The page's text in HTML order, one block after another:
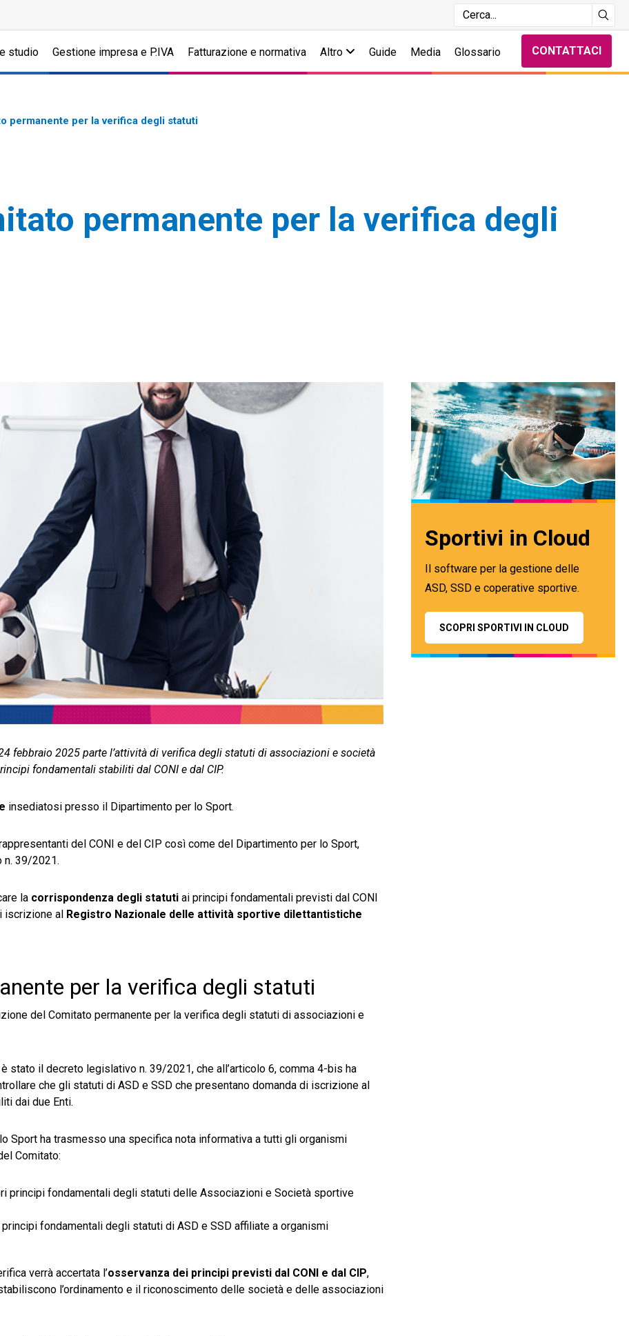
studio Gestione impresa e P.IVA Fatturazione e normativa Altro Guide Media Glossario CONTATTACI
permanente per la verifica degli statuti
permanente per la verifica degli
febbraio 2025 parte l’attività di verifica degli statuti di associazioni e società
fondamentali stabiliti dal CONI e dal CIP.
insediatosi presso il Dipartimento per lo Sport.
del CONI e del CIP così come del Dipartimento per lo Sport,
n. 39/2021.
la corrispondenza degli statuti ai principi fondamentali previsti dal CONI
iscrizione al Registro Nazionale delle attività sportive dilettantistiche
per la verifica degli statuti
del Comitato permanente per la verifica degli statuti di associazioni e
è stato il decreto legislativo n. 39/2021, che all’articolo 6, comma 4-bis ha
che gli statuti di ASD e SSD che presentano domanda di iscrizione al
dai due Enti.
Sport ha trasmesso una specifica nota informativa a tutti gli organismi
Comitato:
principi fondamentali degli statuti delle Associazioni e Società sportive
fondamentali degli statuti di ASD e SSD affiliate a organismi
verrà accertata l’osservanza dei principi previsti dal CONI e dal CIP,
l’ordinamento e il riconoscimento delle società e delle associazioni
Sportivi in Cloud
Il software per la gestione delle
ASD, SSD e coperative sportive.
SCOPRI SPORTIVI IN CLOUD